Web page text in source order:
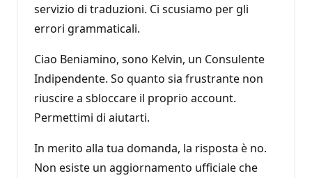
servizio di traduzioni. Ci scusiamo per gli
errori grammaticali.
Ciao Beniamino, sono Kelvin, un Consulente
Indipendente. So quanto sia frustrante non
riuscire a sbloccare il proprio account.
Permettimi di aiutarti.
In merito alla tua domanda, la risposta è no.
Non esiste un aggiornamento ufficiale che